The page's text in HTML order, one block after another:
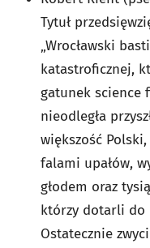
Tytuł
„Wrocławski
katastroficznej,
gatunek science
nieodległa
większość
falami upałów,
głodem oraz
którzy dotarli do
Ostatecznie